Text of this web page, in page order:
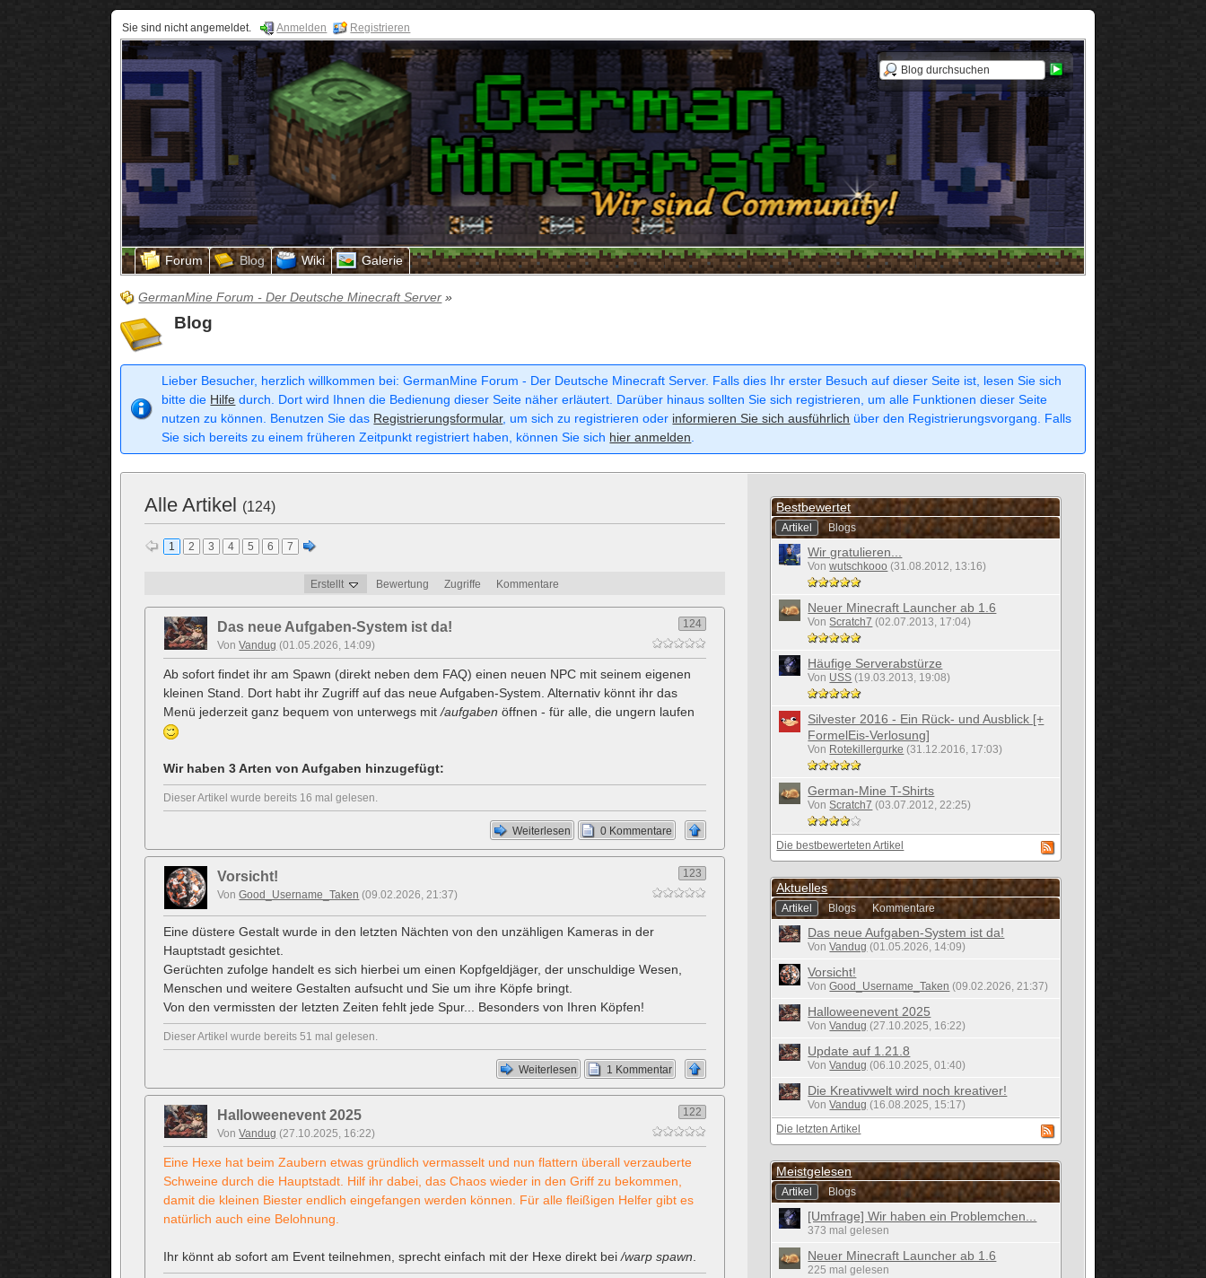
Sie sind nicht angemeldet. Anmelden Registrieren
Forum Blog Wiki Galerie
GermanMine Forum - Der Deutsche Minecraft Server »
Blog
Lieber Besucher, herzlich willkommen bei: GermanMine Forum - Der Deutsche Minecraft Server. Falls dies Ihr erster Besuch auf dieser Seite ist, lesen Sie sich
bitte die Hilfe durch. Dort wird Ihnen die Bedienung dieser Seite näher erläutert. Darüber hinaus sollten Sie sich registrieren, um alle Funktionen dieser Seite
nutzen zu können. Benutzen Sie das Registrierungsformular, um sich zu registrieren oder informieren Sie sich ausführlich über den Registrierungsvorgang. Falls
Sie sich bereits zu einem früheren Zeitpunkt registriert haben, können Sie sich hier anmelden
Alle Artikel (124)
1 2 3 4 5 6 7
Erstellt Bewertung Zugriffe Kommentare
124
Das neue Aufgaben-System ist da!
VonVandug (01.05.2026, 14:09)
Ab sofort findet ihr am Spawn (direkt neben dem FAQ) einen neuen NPC mit seinem eigenen
kleinen Stand. Dort habt ihr Zugriff auf das neue Aufgaben-System. Alternativ könnt ihr das
Menü jederzeit ganz bequem von unterwegs mit/aufgaben öffnen - für alle, die ungern laufen
Wir haben 3 Arten von Aufgaben hinzugefügt:
Dieser Artikel wurde bereits 16 mal gelesen.
0 Kommentare
Weiterlesen
123
Vorsicht!
VonGood_Username_Taken (09.02.2026, 21:37)
Eine düstere Gestalt wurde in den letzten Nächten von den unzähligen Kameras in der
Hauptstadt gesichtet.
Gerüchten zufolge handelt es sich hierbei um einen Kopfgeldjäger, der unschuldige Wesen,
Menschen und weitere Gestalten aufsucht und Sie um ihre Köpfe bringt.
Von den vermissten der letzten Zeiten fehlt jede Spur... Besonders von Ihren Köpfen!
Dieser Artikel wurde bereits 51 mal gelesen.
1 Kommentar
Weiterlesen
122
Halloweenevent 2025
VonVandug (27.10.2025, 16:22)
Eine Hexe hat beim Zaubern etwas gründlich vermasselt und nun flattern überall verzauberte
Schweine durch die Hauptstadt. Hilf ihr dabei, das Chaos wieder in den Griff zu bekommen,
damit die kleinen Biester endlich eingefangen werden können. Für alle fleißigen Helfer gibt es
natürlich auch eine Belohnung.
Ihr könnt ab sofort am Event teilnehmen, sprecht einfach mit der Hexe direkt bei/warp spawn.
Bestbewertet
Artikel Blogs
Wir gratulieren...
Vonwutschkooo (31.08.2012, 13:16)
Neuer Minecraft Launcher ab 1.6
VonScratch7 (02.07.2013, 17:04)
Häufige Serverabstürze
Von USS (19.03.2013, 19:08)
Silvester 2016 - Ein Rück- und Ausblick [+
FormelEis-Verlosung]
Von Rotekillergurke (31.12.2016, 17:03)
German-Mine T-Shirts
VonScratch7 (03.07.2012, 22:25)
Die bestbewerteten Artikel
Aktuelles
Artikel Blogs Kommentare
Das neue Aufgaben-System ist da!
VonVandug (01.05.2026, 14:09)
Vorsicht!
VonGood_Username_Taken (09.02.2026, 21:37)
Halloweenevent 2025
VonVandug (27.10.2025, 16:22)
Update auf 1.21.8
VonVandug (06.10.2025, 01:40)
Die Kreativwelt wird noch kreativer!
VonVandug (16.08.2025, 15:17)
Die letzten Artikel
Meistgelesen
Artikel Blogs
[Umfrage] Wir haben ein Problemchen...
373 mal gelesen
Neuer Minecraft Launcher ab 1.6
225 mal gelesen